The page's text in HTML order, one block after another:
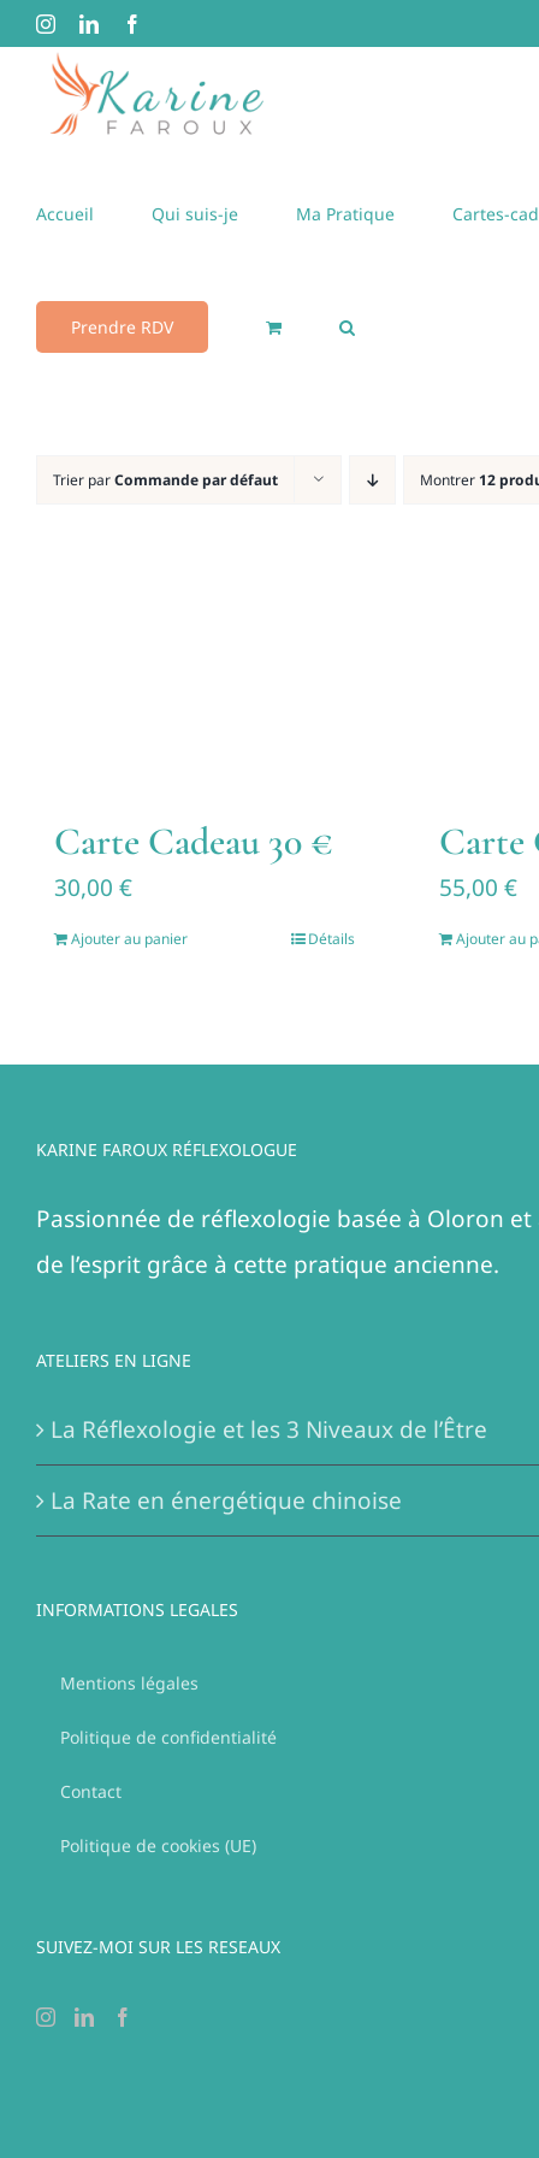
Passer
contenu
InstagramLinkedIn
Accueil Qui suis-je Ma Pratique Cartes-
Prendre RDV
Trier parCommande par défaut Montrer 12
Carte Cadeau 30 €
30,00 €
Ajouter au panier Détails
Carte
55,00 €
Ajouter au
KARINE FAROUX RÉFLEXOLOGUE
Passionnée de réflexologie basée à Oloron
de l’esprit grâce à cette pratique ancienne.
ATELIERS EN LIGNE
La Réflexologie et les 3 Niveaux de l’Être
La Rate en énergétique chinoise
INFORMATIONS LEGALES
Mentions légales
Politique de confidentialité
Contact
Politique de cookies (UE)
SUIVEZ-MOI SUR LES RESEAUX